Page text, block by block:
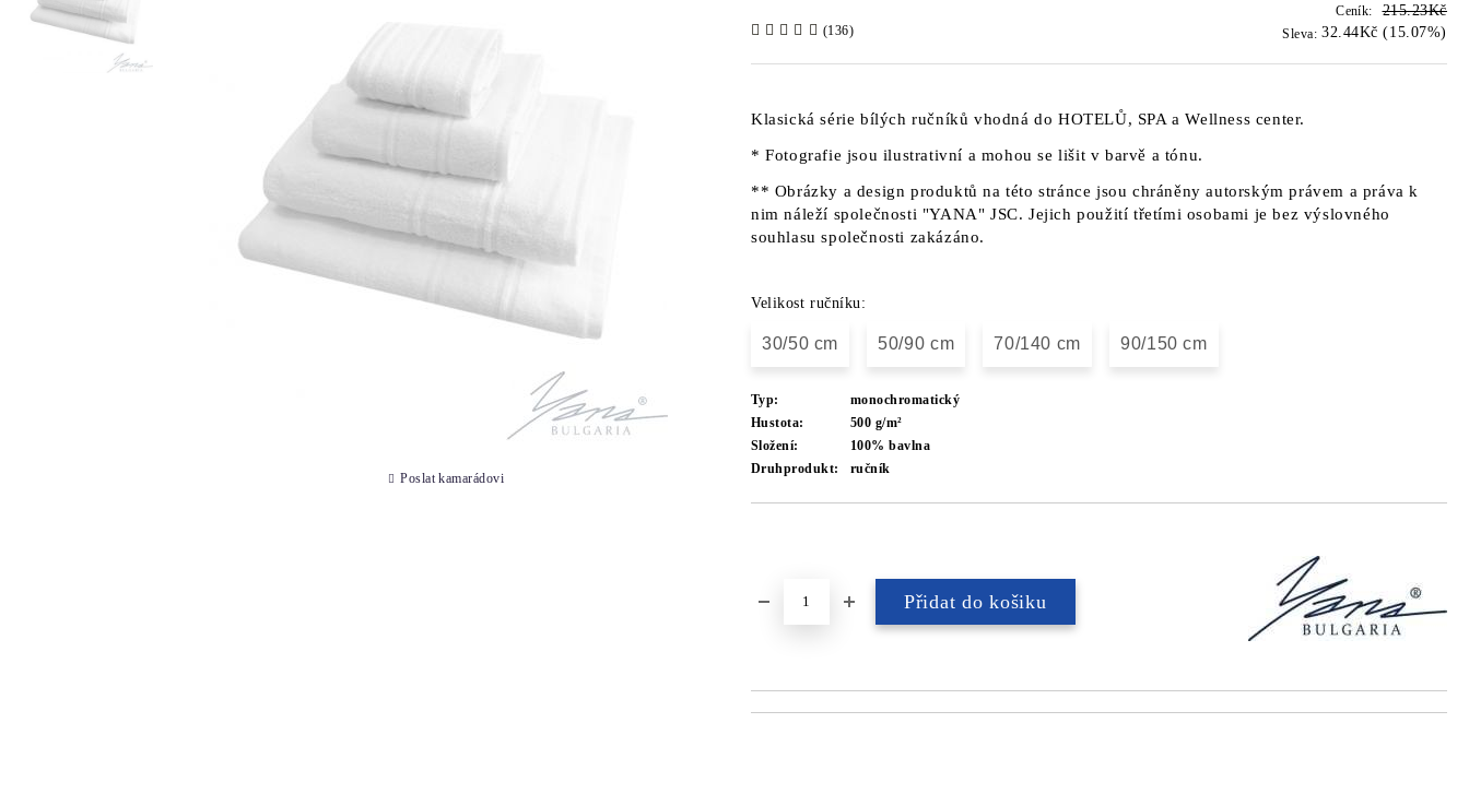
Ceník: 215.23Kč
Sleva: 32.44Kč (15.07%)
(136)
Klasická série bílých ručníků vhodná do HOTELŮ, SPA a Wellness center.
* Fotografie jsou ilustrativní a mohou se lišit v barvě a tónu.
** Obrázky a design produktů na této stránce jsou chráněny autorským právem a práva k
nim náleží společnosti "YANA" JSC. Jejich použití třetími osobami je bez výslovného
souhlasu společnosti zakázáno.
Velikost ručníku:
30/50 cm 50/90 cm 70/140 cm 90/150 cm
Typ:
monochromatický
Hustota:
500 g/m²
Složení:
100% bavlna
Druhprodukt:
ručník
Poslat kamarádovi